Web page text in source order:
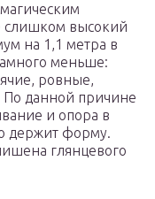
слишком высокий
на 1,1 метра в
меньше:
ровные,
По данной причине
и опора в
держит форму.
глянцевого